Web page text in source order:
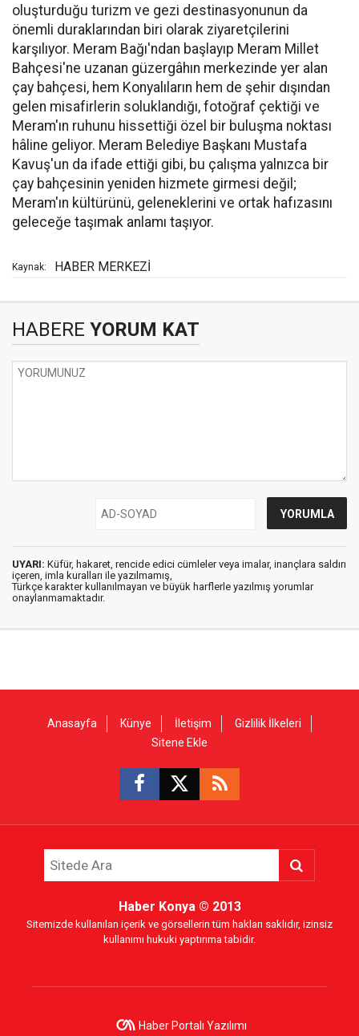
oluşturduğu turizm ve gezi destinasyonunun da
önemli duraklarından biri olarak ziyaretçilerini
karşılıyor. Meram Bağı'ndan başlayıp Meram Millet
Bahçesi'ne uzanan güzergâhın merkezinde yer alan
çay bahçesi, hem Konyalıların hem de şehir dışından
gelen misafirlerin soluklandığı, fotoğraf çektiği ve
Meram'ın ruhunu hissettiği özel bir buluşma noktası
hâline geliyor. Meram Belediye Başkanı Mustafa
Kavuş'un da ifade ettiği gibi, bu çalışma yalnızca bir
çay bahçesinin yeniden hizmete girmesi değil;
Meram'ın kültürünü, geleneklerini ve ortak hafızasını
geleceğe taşımak anlamı taşıyor.
Kaynak: HABER MERKEZİ
HABERE YORUM KAT
UYARI: Küfür, hakaret, rencide edici cümleler veya imalar, inançlara saldırı
içeren, imla kuralları ile yazılmamış,
Türkçe karakter kullanılmayan ve büyük harflerle yazılmış yorumlar
onaylanmamaktadır.
Anasayfa Künye İletişim
Gizlilik İlkeleri
Sitene Ekle
Haber Konya© 2013
Sitemizde kullanılan içerik ve görsellerin tüm hakları saklıdır, izinsiz
kullanımı hukuki yaptırıma tabidir.
Haber Portalı Yazılımı